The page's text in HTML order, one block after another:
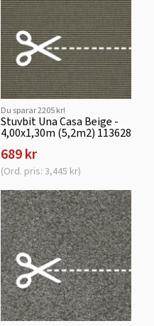
Du sparar 2205 kr!
Stuvbit Una Casa Beige -
4,00x1,30m (5,2m2) 113628
689 kr
(Ord. pris: 3,445 kr)